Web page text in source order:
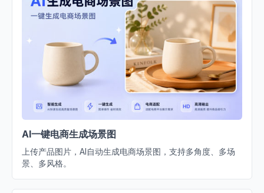
AI一键电商生成场景图
上传产品图片，AI自动生成电商场景图，支持多角度、多场
景、多风格。